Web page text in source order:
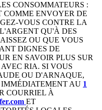
CONSOMMATEURS :
COMME ENVOYER DE
VOUS CONTRE LA
QU'À DES
OU QUE VOUS
DIGNES DE
EN SAVOIR PLUS SUR
RIA. SI VOUS
OU D'ARNAQUE,
AU 1
COURRIEL À
ET